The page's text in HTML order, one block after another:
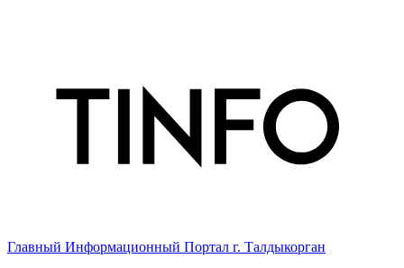
Главный Информационный Портал г. Талдыкорган